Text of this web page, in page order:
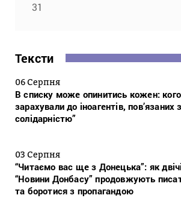
31
Тексти
06 Серпня
В списку може опинитись кожен:
зарахували до іноагентів,
солідарністю”
03 Серпня
“Читаємо вас ще з Донецька”: як
“Новини Донбасу” продовжують
та боротися з пропагандою